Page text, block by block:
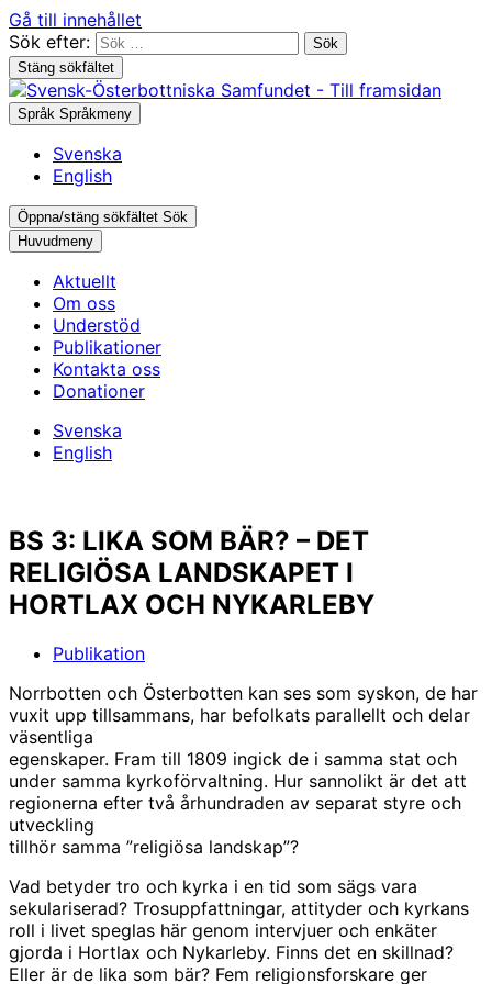
Gå till innehållet
Sök efter:
Stäng sökfältet
Språk Språkmeny
Svenska
English
Öppna/stäng sökfältet Sök
Huvudmeny
Aktuellt
Om oss
Understöd
Publikationer
Kontakta oss
Donationer
Svenska
English
BS 3: LIKA SOM BÄR? – DET
RELIGIÖSA LANDSKAPET I
HORTLAX OCH NYKARLEBY
Publikation
Norrbotten och Österbotten kan ses som syskon, de har
vuxit upp tillsammans, har befolkats parallellt och delar
väsentliga
egenskaper. Fram till 1809 ingick de i samma stat och
under samma kyrkoförvaltning. Hur sannolikt är det att
regionerna efter två århundraden av separat styre och
utveckling
tillhör samma ”religiösa landskap”?
Vad betyder tro och kyrka i en tid som sägs vara
sekulariserad? Trosuppfattningar, attityder och kyrkans
roll i livet speglas här genom intervjuer och enkäter
gjorda i Hortlax och Nykarleby. Finns det en skillnad?
Eller är de lika som bär? Fem religionsforskare ger